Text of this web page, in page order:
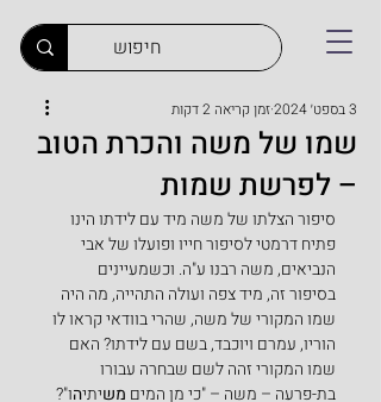
שמו של משה והכרת הטוב
– לפרשת שמות
3 בספט׳ 2024 זמן קריאה 2 דקות
סיפור הצלתו של משה מיד עם לידתו הינו
פתיח דרמטי לסיפור חייו ופועלו של אבי
הנביאים, משה רבנו ע"ה. וכשמעיינים
בסיפור זה, מיד צפה ועולה התהייה, מה היה
שמו המקורי של משה, שהרי בוודאי קראו לו
הוריו, עמרם ויוכבד, בשם עם לידתו? האם
שמו המקורי זהה לשם שבחרה עבורו
בת-פרעה – משה – "כי מן המים משיתיהו"?